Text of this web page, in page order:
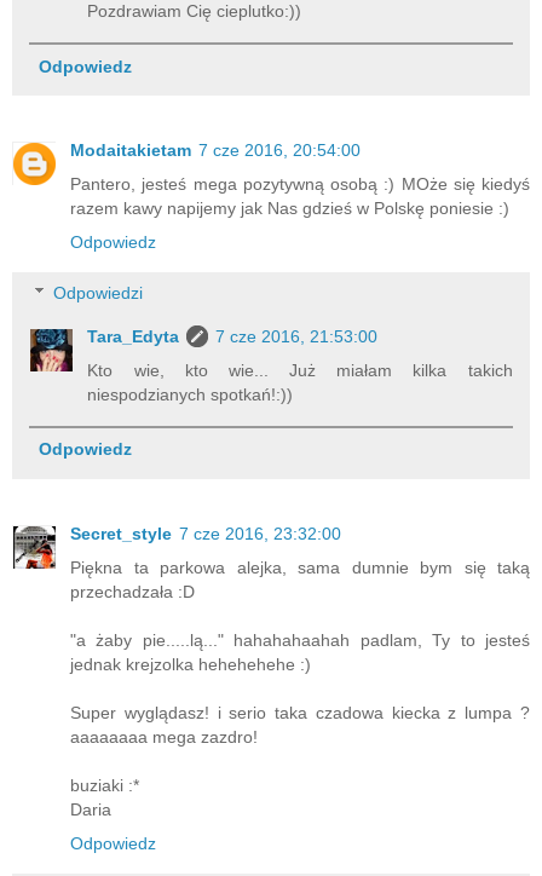
Pozdrawiam Cię cieplutko:))
Odpowiedz
Modaitakietam 7 cze 2016, 20:54:00
Pantero, jesteś mega pozytywną osobą :) MOże się kiedyś
razem kawy napijemy jak Nas gdzieś w Polskę poniesie :)
Odpowiedz
Odpowiedzi
Tara_Edyta
7 cze 2016, 21:53:00
Kto wie, kto wie... Już miałam kilka takich
niespodzianych spotkań!:))
Odpowiedz
Secret_style 7 cze 2016, 23:32:00
Piękna ta parkowa alejka, sama dumnie bym się taką
przechadzała :D
"a żaby pie.....lą..." hahahahaahah padlam, Ty to jesteś
jednak krejzolka hehehehehe :)
Super wyglądasz! i serio taka czadowa kiecka z lumpa ?
aaaaaaaa mega zazdro!
buziaki :*
Daria
Odpowiedz